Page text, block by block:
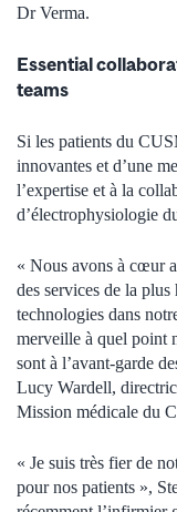
Dr Verma.
Essential
teams
Si les patients du
innovantes et d’une
l’expertise et à la
d’électrophysiologie
« Nous avons à cœur
des services de la
technologies dans
merveille à quel point
sont à l’avant-garde
Lucy Wardell,
Mission médicale du
« Je suis très fier de
pour nos patients »,